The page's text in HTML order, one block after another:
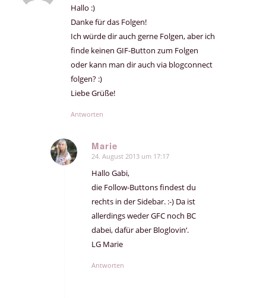
Hallo :)
Danke für das Folgen!
Ich würde dir auch gerne Folgen, aber ich
finde keinen GIF-Button zum Folgen
oder kann man dir auch via blogconnect
folgen? :)
Liebe Grüße!
Antworten
Marie
sagte:
24. August 2013 um 17:17
Hallo Gabi,
die Follow-Buttons findest du
rechts in der Sidebar. :-) Da ist
allerdings weder GFC noch BC
dabei, dafür aber Bloglovin‘.
LG Marie
Antworten